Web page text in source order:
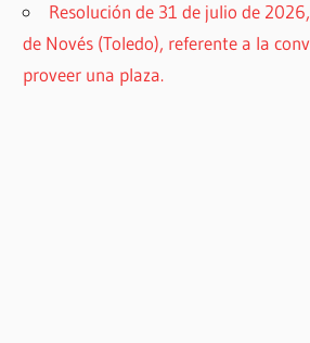
Resolución de 31 de julio de
de Novés (Toledo), referente a la
proveer una plaza.